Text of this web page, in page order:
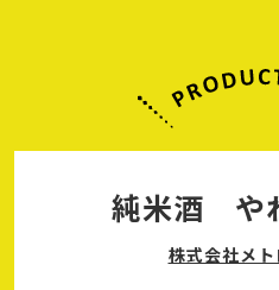
純米酒 や
株式会社メ